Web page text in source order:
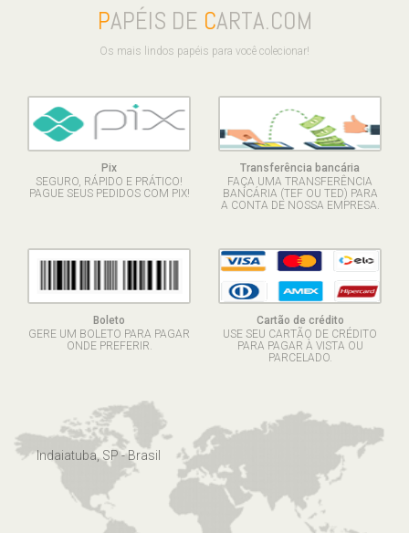
PAPÉIS DE CARTA.COM
Os mais lindos papéis para você colecionar!
Pix
SEGURO, RÁPIDO E PRÁTICO!
PAGUE SEUS PEDIDOS COM PIX!
Transferência bancária
FAÇA UMA TRANSFERÊNCIA
BANCÁRIA (TEF OU TED) PARA
A CONTA DE NOSSA EMPRESA.
Boleto
GERE UM BOLETO PARA PAGAR
ONDE PREFERIR.
Cartão de crédito
USE SEU CARTÃO DE CRÉDITO
PARA PAGAR À VISTA OU
PARCELADO.
Indaiatuba, SP - Brasil